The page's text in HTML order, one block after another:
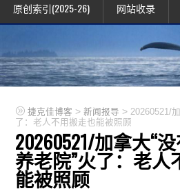
原创索引(2025-26) 网站收录
捷克佳博客 >新闻报导 > 20260521/
了：老人不用搬走也能被照顾
20260521/加拿大“
养老院”火了：老人
能被照顾